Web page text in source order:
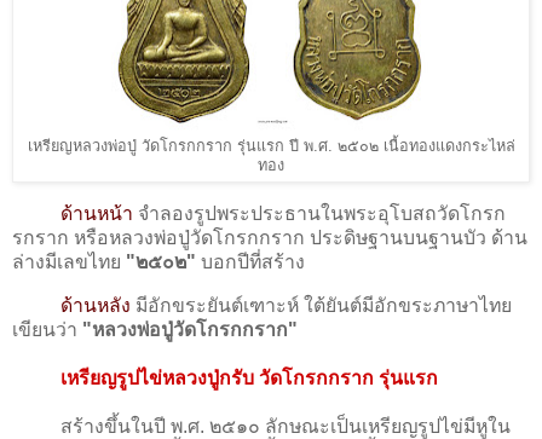
เหรียญหลวงพ่อปู่ วัดโกรกกราก รุ่นแรก ปี พ.ศ. ๒๕๐๒ เนื้อทองแดงกระไหล่
ทอง
ด้านหน้า จำลองรูปพระประธานในพระอุโบสถวัดโกรก
รกราก หรือหลวงพ่อปู่วัดโกรกกราก ประดิษฐานบนฐานบัว ด้าน
ล่างมีเลขไทย "๒๕๐๒" บอกปีที่สร้าง
ด้านหลัง มีอักขระยันต์เฑาะห์ ใต้ยันต์มีอักขระภาษาไทย
เขียนว่า "หลวงพ่อปู่วัดโกรกกราก"
เหรียญรูปไข่หลวงปู่กรับ วัดโกรกกราก รุ่นแรก
สร้างขึ้นในปี พ.ศ. ๒๕๑๐ ลักษณะเป็นเหรียญรูปไข่มีหูใน